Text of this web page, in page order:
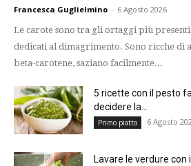
Francesca Guglielmino - 6 Agosto 2026
Le carote sono tra gli ortaggi più
dedicati al dimagrimento. Sono ricche di
beta-carotene, saziano facilmente...
5 ricette con il pesto
decidere la...
Primo piatto 6 Agosto
Lavare le verdure